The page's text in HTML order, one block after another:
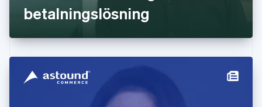
betalningslösning
English 简体中文
Indien
Irland
English
ItalianoEnglish